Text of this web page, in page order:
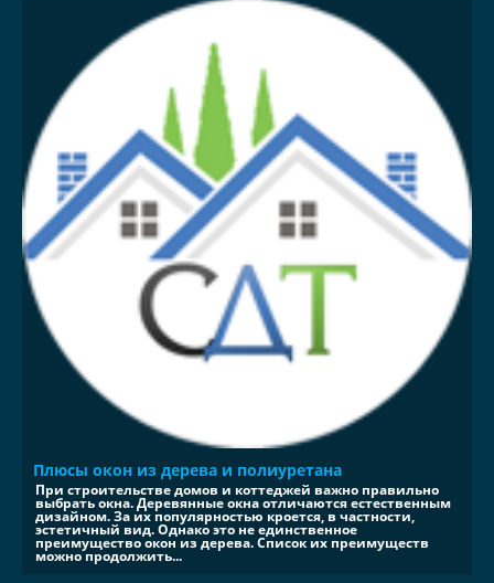
Плюсы окон из дерева и полиуретана
При строительстве домов и коттеджей важно правильно
выбрать окна. Деревянные окна отличаются естественным
дизайном. За их популярностью кроется, в частности,
эстетичный вид. Однако это не единственное
преимущество окон из дерева. Список их преимуществ
можно продолжить...